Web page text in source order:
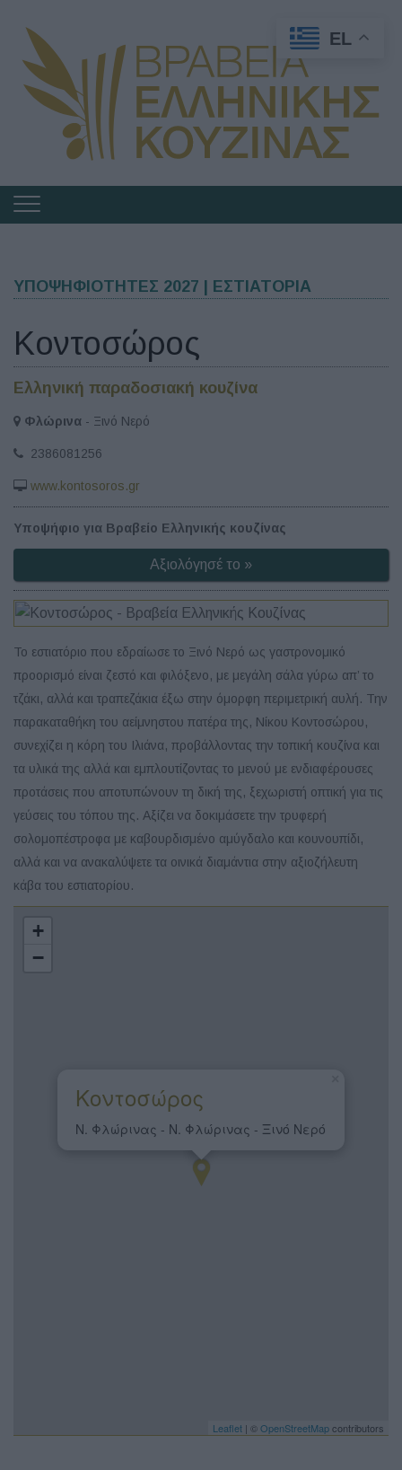
Πλοήγηση
Ελληνικής
ΥΠΟΨΗΦΙΟΤΗΤΕΣ 2027 | ΕΣΤΙΑΤΟΡΙΑ
Κοντοσώρος
Ελληνική παραδοσιακή κουζίνα
Φλώρινα - Ξινό Νερό
2386081256
www.kontosoros.gr
Υποψήφιο για Βραβείο Ελληνικής κουζίνας
Αξιολόγησέ το »
Το εστιατόριο που εδραίωσε το Ξινό Νερό ως γαστρονομικό
προορισμό είναι ζεστό και φιλόξενο, με μεγάλη σάλα γύρω απ’ το
τζάκι, αλλά και τραπεζάκια έξω στην όμορφη περιμετρική αυλή. Την
παρακαταθήκη του αείμνηστου πατέρα της, Νίκου Κοντοσώρου,
συνεχίζει η κόρη του Ιλιάνα, προβάλλοντας την τοπική κουζίνα και
τα υλικά της αλλά και εμπλουτίζοντας το μενού με ενδιαφέρουσες
προτάσεις που αποτυπώνουν τη δική της, ξεχωριστή οπτική για τις
γεύσεις του τόπου της. Αξίζει να δοκιμάσετε την τρυφερή
σολομοπέστροφα με καβουρδισμένο αμύγδαλο και κουνουπίδι,
αλλά και να ανακαλύψετε τα οινικά διαμάντια στην αξιοζήλευτη
κάβα του εστιατορίου.
Κοντοσώρος
Ν. Φλώρινας - Ν. Φλώρινας - Ξινό Νερό
+
−
Leaflet | © OpenStreetMapcontributors
EL